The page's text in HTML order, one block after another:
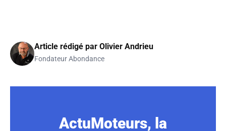
Article rédigé par Olivier Andrieu
Fondateur Abondance
ActuMoteurs, la